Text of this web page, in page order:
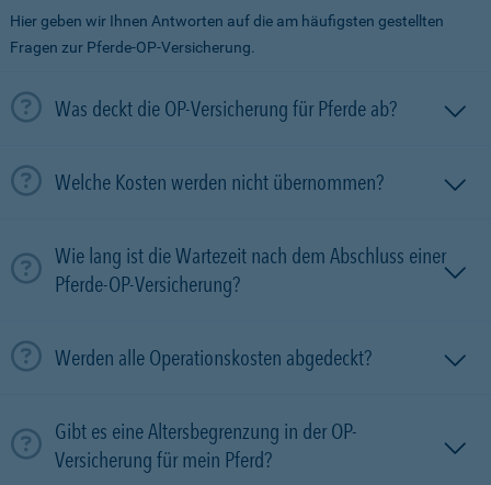
Hier geben wir Ihnen Antworten auf die am häufigsten gestellten
Fragen zur Pferde-OP-Versicherung.
Was deckt die OP-Versicherung für Pferde ab?
Welche Kosten werden nicht übernommen?
Wie lang ist die Wartezeit nach dem Abschluss einer
Pferde-OP-Versicherung?
Werden alle Operationskosten abgedeckt?
Gibt es eine Altersbegrenzung in der OP-
Versicherung für mein Pferd?